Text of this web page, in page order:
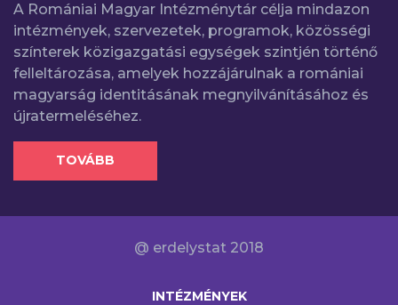
A Romániai Magyar Intézménytár célja mindazon
intézmények, szervezetek, programok, közösségi
színterek közigazgatási egységek szintjén történő
felleltározása, amelyek hozzájárulnak a romániai
magyarság identitásának megnyilvánításához és
újratermeléséhez.
TOVÁBB
@ erdelystat 2018
INTÉZMÉNYEK